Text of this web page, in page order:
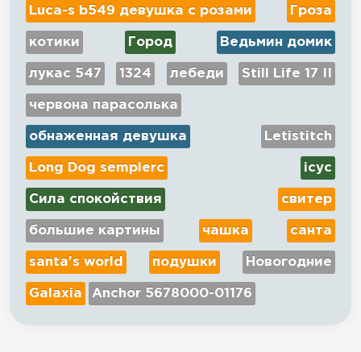
Luca-s b549 девушка с розами Гроза
котики Город Ведьмин домик
лукас 547 1324 лебеди Still Life 17 II
червона парасолька
обнаженная девушка Letistitch
Long Dog semplerc ісус
Сила спокойствия свитер
большие картины чашка санта
santa's world подушки Новогодние
Galaxia Anchor 5678000-01176